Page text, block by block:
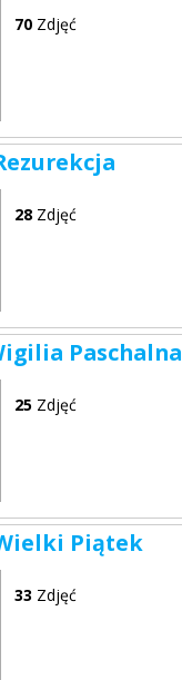
70 Zdjęć
28 Zdjęć
Paschalna
25 Zdjęć
Piątek
33 Zdjęć